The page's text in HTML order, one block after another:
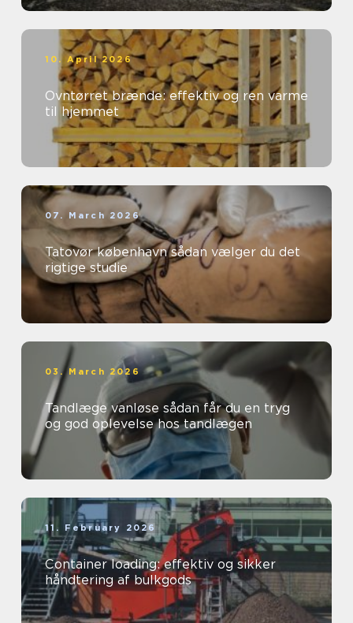
10. April 2026
Ovntørret brænde: effektiv og ren varme
til hjemmet
07. March 2026
Tatovør københavn sådan vælger du det
rigtige studie
03. March 2026
Tandlæge vanløse sådan får du en tryg
og god oplevelse hos tandlægen
11. February 2026
Container loading: effektiv og sikker
håndtering af bulkgods